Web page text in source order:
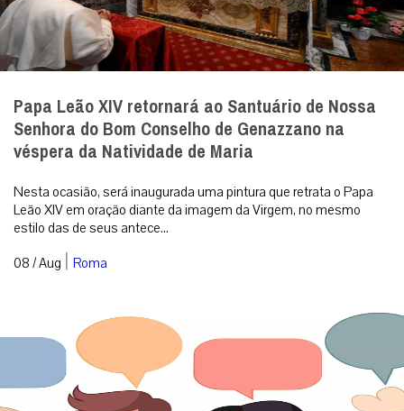
Papa Leão XIV retornará ao Santuário de Nossa
Senhora do Bom Conselho de Genazzano na
véspera da Natividade de Maria
Nesta ocasião, será inaugurada uma pintura que retrata o Papa
Leão XIV em oração diante da imagem da Virgem, no mesmo
estilo das de seus antece...
08 / Aug | Roma